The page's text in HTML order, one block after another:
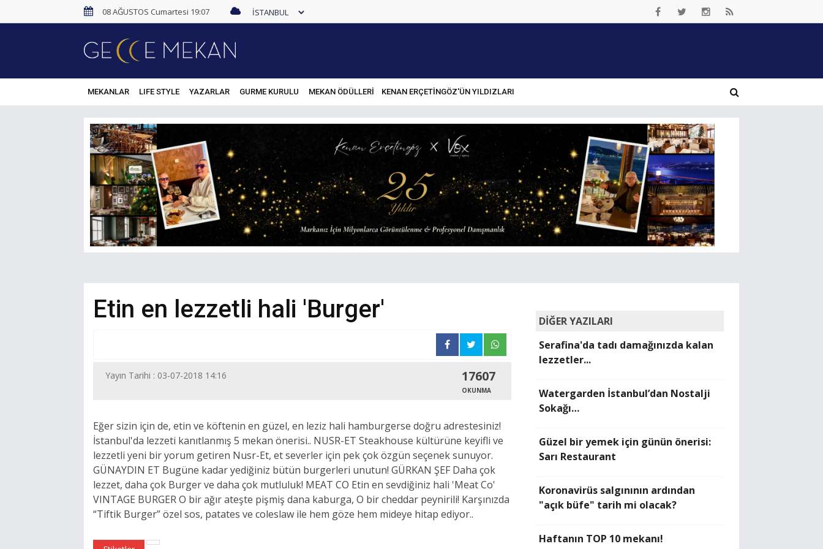
08 AĞUSTOS Cumartesi 19:07
MEKANLAR LIFE STYLE YAZARLAR GURME KURULU MEKAN ÖDÜLLERİ KENAN ERÇETINGÖZ'ÜN YILDIZLARI
Etin en lezzetli hali 'Burger'
Yayın Tarihi : 03-07-2018 14:16 17607
OKUNMA
Eğer sizin için de, etin ve köftenin en güzel, en leziz hali hamburgerse doğru adrestesiniz!
İstanbul'da lezzeti kanıtlanmış 5 mekan önerisi.. NUSR-ET Steakhouse kültürüne keyifli ve
lezzetli yeni bir yorum getiren Nusr-Et, et severler için pek çok özgün seçenek sunuyor.
GÜNAYDIN ET Bugüne kadar yediğiniz bütün burgerleri unutun! GÜRKAN ŞEF Daha çok
lezzet, daha çok Burger ve daha çok mutluluk! MEAT CO Etin en sevdiğiniz hali 'Meat Co'
VINTAGE BURGER O bir ağır ateşte pişmiş dana kaburga, O bir cheddar peynirili! Karşınızda
“Tiftik Burger” özel sos, patates ve coleslaw ile hem göze hem mideye hitap ediyor..
DİĞER YAZILARI
Serafina'da tadı damağınızda kalan
lezzetler...
Watergarden İstanbul’dan Nostalji
Sokağı…
Güzel bir yemek için günün önerisi:
Sarı Restaurant
Koronavirüs salgınının ardından
"açık büfe" tarih mi olacak?
Haftanın TOP 10 mekanı!